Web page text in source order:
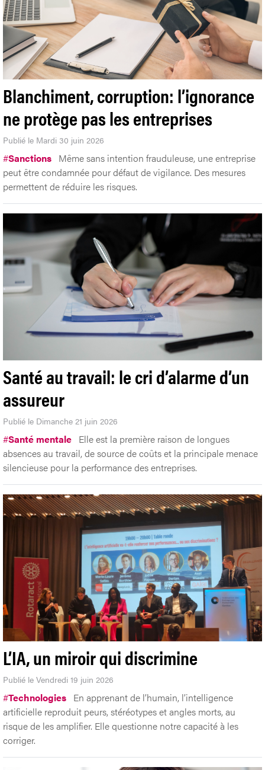
Blanchiment, corruption: l’ignorance
ne protège pas les entreprises
Publié le Mardi 30 juin 2026
#Sanctions Même sans intention frauduleuse, une entreprise
peut être condamnée pour défaut de vigilance. Des mesures
permettent de réduire les risques.
Santé au travail: le cri d’alarme d’un
assureur
Publié le Dimanche 21 juin 2026
#Santé mentale Elle est la première raison de longues
absences au travail, de source de coûts et la principale menace
silencieuse pour la performance des entreprises.
L’IA, un miroir qui discrimine
Publié le Vendredi 19 juin 2026
#Technologies En apprenant de l’humain, l’intelligence
artificielle reproduit peurs, stéréotypes et angles morts, au
risque de les amplifier. Elle questionne notre capacité à les
corriger.